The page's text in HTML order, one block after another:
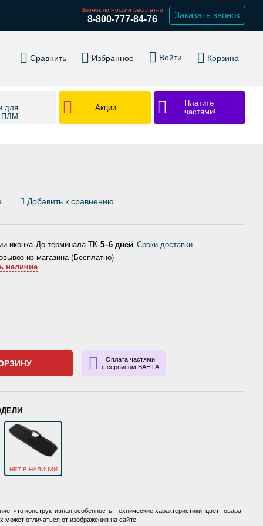
Звонок по России бесплатно
8-800-777-84-76 Заказать звонок
Сравнить Избранное Войти Корзина
для
ПЛМ
Акции
Платите
частями!
Добавить к сравнению
До терминала ТК 5–6 дней Сроки доставки
из магазина (Бесплатно)
наличие
Оплата частями
с сервисом ВАНТА
НЕТ В НАЛИЧИИ
что конструктивная особенность, технические характеристики, цвет товара
может отличаться от изображения на сайте.